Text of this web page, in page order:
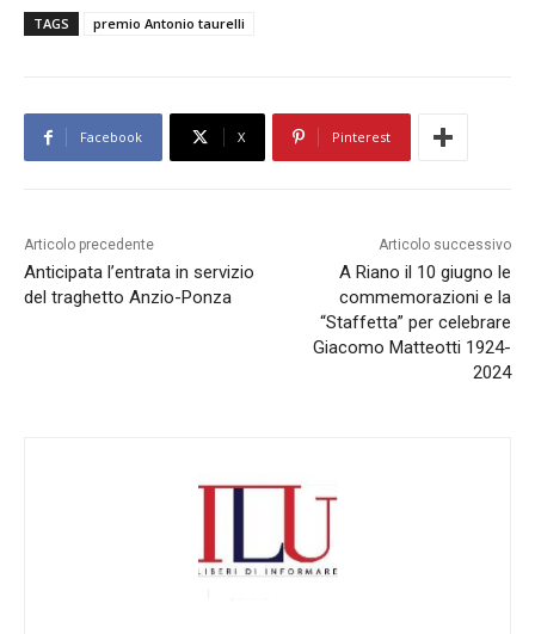
TAGS premio Antonio taurelli
Facebook X Pinterest
Articolo precedente
Anticipata l’entrata in servizio
del traghetto Anzio-Ponza
Articolo successivo
A Riano il 10 giugno le
commemorazioni e la
“Staffetta” per celebrare
Giacomo Matteotti 1924-
2024